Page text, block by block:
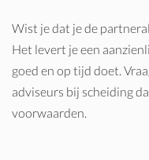
Wist je dat je de
Het levert je een
goed en op tijd doet.
adviseurs bij scheiding
voorwaarden.